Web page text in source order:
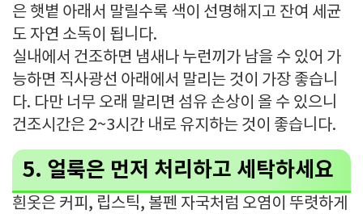
은 햇볕 아래서 말릴수록 색이 선명해지고 잔여 세균
도 자연 소독이 됩니다.
실내에서 건조하면 냄새나 누런끼가 남을 수 있어 가
능하면 직사광선 아래에서 말리는 것이 가장 좋습니
다. 다만 너무 오래 말리면 섬유 손상이 올 수 있으니
건조시간은 2~3시간 내로 유지하는 것이 좋습니다.
5. 얼룩은 먼저 처리하고 세탁하세요
흰옷은 커피, 립스틱, 볼펜 자국처럼 오염이 뚜렷하게